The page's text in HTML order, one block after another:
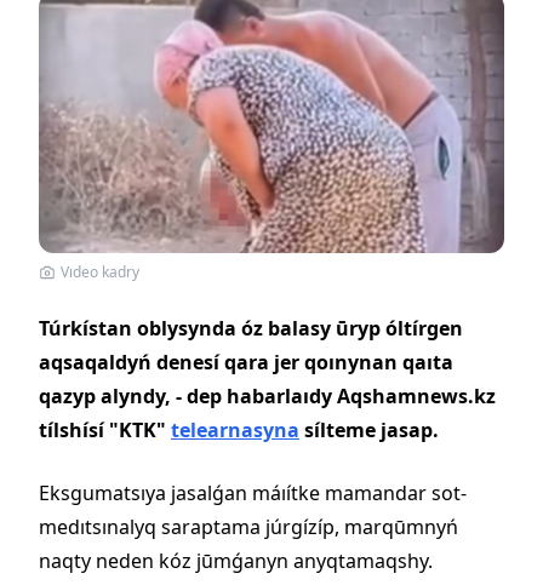
Vıdeo kadry
Túrkístan oblysynda óz balasy ūryp óltírgen
aqsaqaldyń denesí qara jer qoınynan qaıta
qazyp alyndy, - dep habarlaıdy Aqshamnews.kz
tílshísí "KTK" telearnasyna sílteme jasap.
Eksgumatsıya jasalǵan máıítke mamandar sot-
medıtsınalyq saraptama júrgízíp, marqūmnyń
naqty neden kóz jūmǵanyn anyqtamaqshy.